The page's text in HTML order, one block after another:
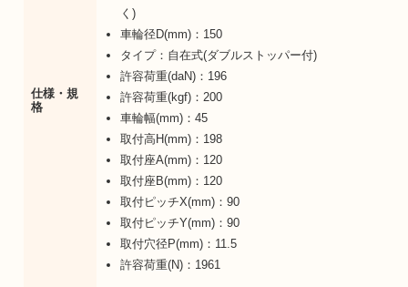
仕様・規
格
く)
車輪径D(mm)：150
タイプ：自在式(ダブルストッパー付)
許容荷重(daN)：196
許容荷重(kgf)：200
車輪幅(mm)：45
取付高H(mm)：198
取付座A(mm)：120
取付座B(mm)：120
取付ピッチX(mm)：90
取付ピッチY(mm)：90
取付穴径P(mm)：11.5
許容荷重(N)：1961